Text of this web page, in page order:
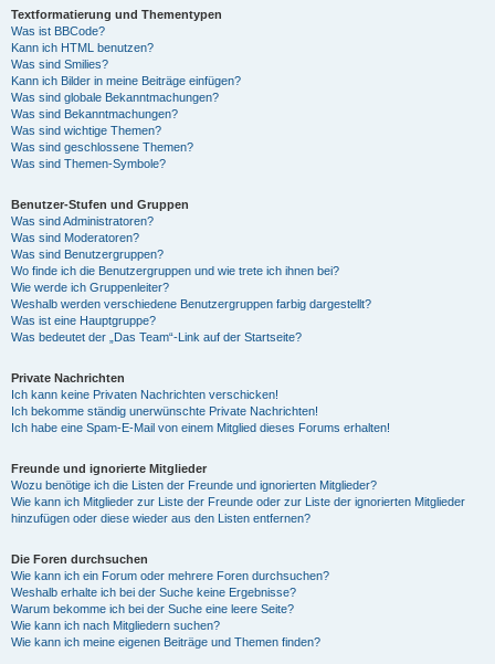
Textformatierung und Thementypen
Was ist BBCode?
Kann ich HTML benutzen?
Was sind Smilies?
Kann ich Bilder in meine Beiträge einfügen?
Was sind globale Bekanntmachungen?
Was sind Bekanntmachungen?
Was sind wichtige Themen?
Was sind geschlossene Themen?
Was sind Themen-Symbole?
Benutzer-Stufen und Gruppen
Was sind Administratoren?
Was sind Moderatoren?
Was sind Benutzergruppen?
Wo finde ich die Benutzergruppen und wie trete ich ihnen bei?
Wie werde ich Gruppenleiter?
Weshalb werden verschiedene Benutzergruppen farbig dargestellt?
Was ist eine Hauptgruppe?
Was bedeutet der „Das Team“-Link auf der Startseite?
Private Nachrichten
Ich kann keine Privaten Nachrichten verschicken!
Ich bekomme ständig unerwünschte Private Nachrichten!
Ich habe eine Spam-E-Mail von einem Mitglied dieses Forums erhalten!
Freunde und ignorierte Mitglieder
Wozu benötige ich die Listen der Freunde und ignorierten Mitglieder?
Wie kann ich Mitglieder zur Liste der Freunde oder zur Liste der ignorierten Mitglieder
hinzufügen oder diese wieder aus den Listen entfernen?
Die Foren durchsuchen
Wie kann ich ein Forum oder mehrere Foren durchsuchen?
Weshalb erhalte ich bei der Suche keine Ergebnisse?
Warum bekomme ich bei der Suche eine leere Seite?
Wie kann ich nach Mitgliedern suchen?
Wie kann ich meine eigenen Beiträge und Themen finden?